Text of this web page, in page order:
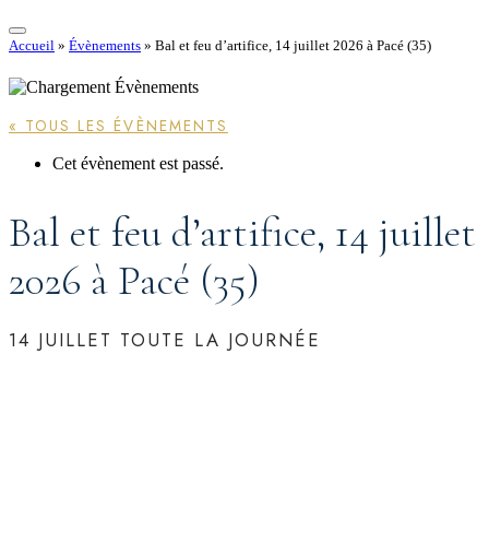
Accueil » Évènements » Bal et feu d’artifice, 14 juillet 2026 à Pacé (35)
« TOUS LES ÉVÈNEMENTS
Cet évènement est passé.
Bal et feu d’artifice, 14 juillet
2026 à Pacé (35)
14 JUILLET TOUTE LA JOURNÉE